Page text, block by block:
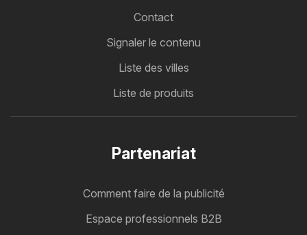
Contact
Signaler le contenu
Liste des villes
Liste de produits
Partenariat
Comment faire de la publicité
Espace professionnels B2B